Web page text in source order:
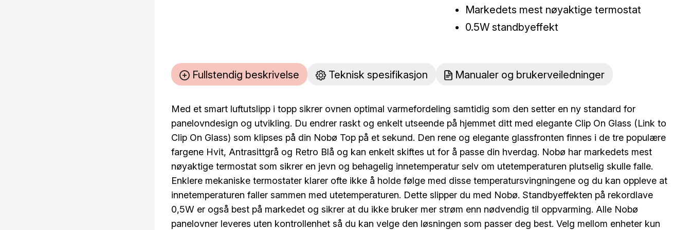
Markedets mest nøyaktige termostat
0.5W standbyeffekt
Fullstendig beskrivelse Teknisk spesifikasjon Manualer og brukerveiledninger
Med et smart luftutslipp i topp sikrer ovnen optimal varmefordeling samtidig som den setter en ny standard for
panelovndesign og utvikling. Du endrer raskt og enkelt utseende på hjemmet ditt med elegante Clip On Glass (Link to
Clip On Glass) som klipses på din Nobø Top på et sekund. Den rene og elegante glassfronten finnes i de tre populære
fargene Hvit, Antrasittgrå og Retro Blå og kan enkelt skiftes ut for å passe din hverdag. Nobø har markedets mest
nøyaktige termostat som sikrer en jevn og behagelig innetemperatur selv om utetemperaturen plutselig skulle falle.
Enklere mekaniske termostater klarer ofte ikke å holde følge med disse temperatursvingningene og du kan oppleve at
innetemperaturen faller sammen med utetemperaturen. Dette slipper du med Nobø. Standbyeffekten på rekordlave
0,5W er også best på markedet og sikrer at du ikke bruker mer strøm enn nødvendig til oppvarming. Alle Nobø
panelovner leveres uten kontrollenhet så du kan velge den løsningen som passer deg best. Velg mellom enheter kun